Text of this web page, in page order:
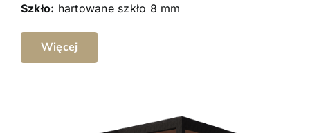
Szkło: hartowane szkło 8 mm
Więcej